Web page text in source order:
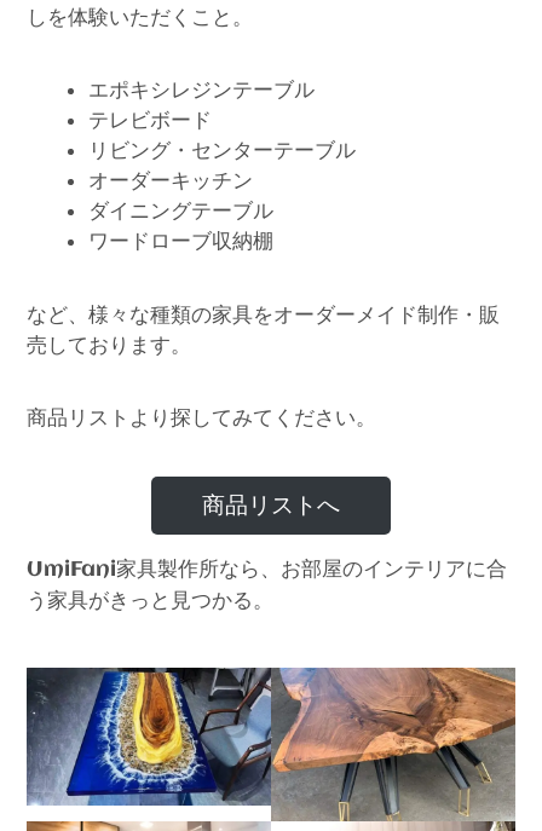
しを体験いただくこと。
エポキシレジンテーブル
テレビボード
リビング・センターテーブル
オーダーキッチン
ダイニングテーブル
ワードローブ収納棚
など、様々な種類の家具をオーダーメイド制作・販
売しております。
商品リストより探してみてください。
商品リストへ
UmiFani家具製作所なら、お部屋のインテリアに合
う家具がきっと見つかる。